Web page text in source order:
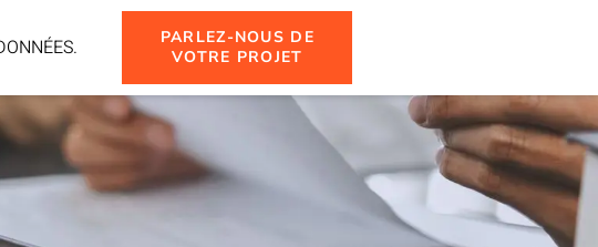
PARLEZ-NOUS DE
VOTRE PROJET